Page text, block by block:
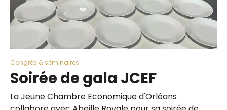
Congrès & séminaires
Soirée de gala JCEF
La Jeune Chambre Economique d'Orléans